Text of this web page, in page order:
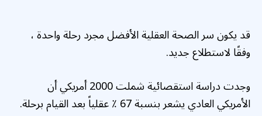
قد يكون سر الصحة العقلية الأفضل مجرد رحلة واحدة ،
وفقًا لاستطلاع جديد.
وجدت دراسة استقصائية شملت 2000 أمريكي أن
الأمريكي العادي يشعر بنسبة 67 ٪ عقلياً بعد القيام برحلة.